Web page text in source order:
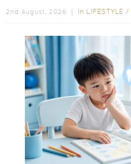
2nd August, 2026 ｜ In LIFESTYLE /